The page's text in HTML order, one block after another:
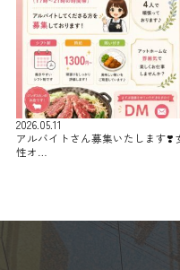
2026.05.11
アルバイトさん募集いたします❣️
性オ…